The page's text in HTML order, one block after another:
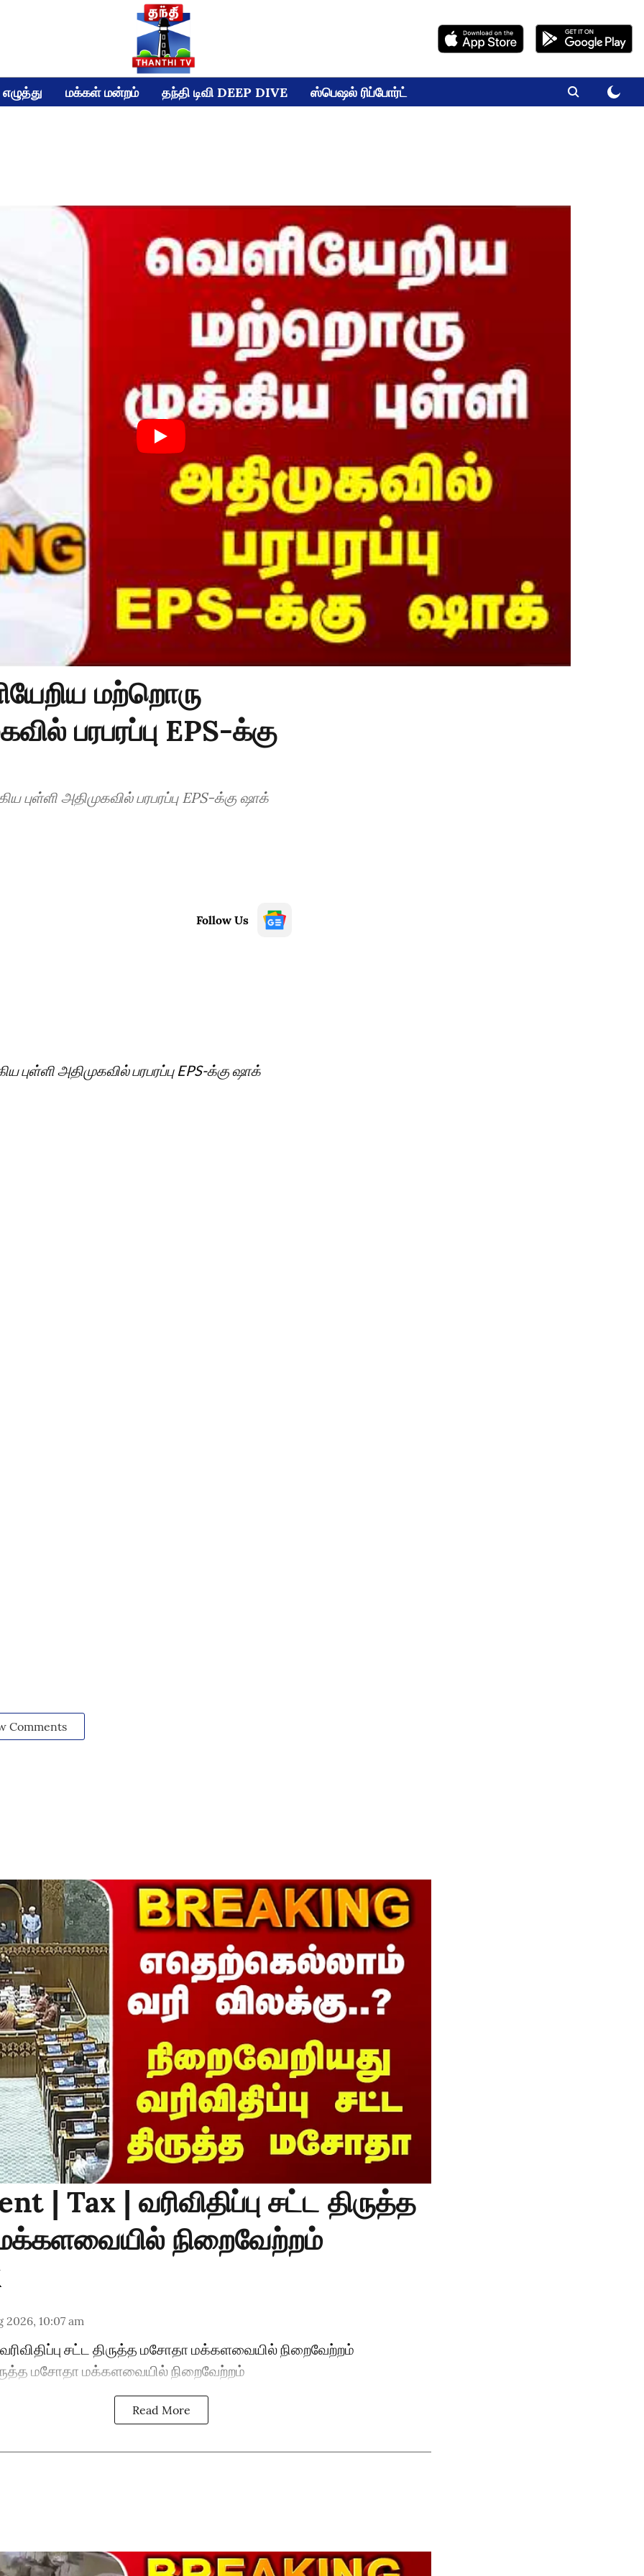
மக்கள் மன்றம் தந்தி டிவி DEEP DIVE ஸ்பெஷல் ரிப்போர்ட்
மற்றொரு
பரபரப்பு EPS-க்கு
புள்ளி அதிமுகவில் பரபரப்பு EPS-க்கு ஷாக்
Follow Us
புள்ளி அதிமுகவில் பரபரப்பு EPS-க்கு ஷாக்
Comments
| Tax | வரிவிதிப்பு சட்ட திருத்த
நிறைவேற்றம்
2026, 10:07 am
சட்ட திருத்த மசோதா மக்களவையில் நிறைவேற்றம்
மசோதா மக்களவையில் நிறைவேற்றம்
Read More